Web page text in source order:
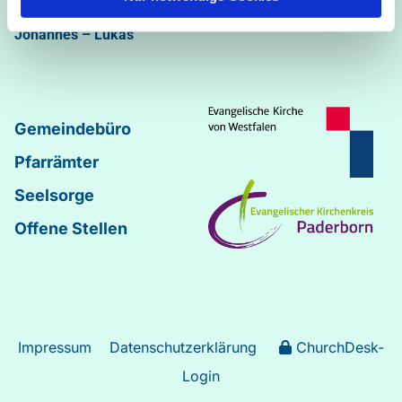
Markus
Johannes–Lukas
Gemeindebüro
Pfarrämter
Seelsorge
Offene Stellen
Impressum Datenschutzerklärung
ChurchDesk-
Login